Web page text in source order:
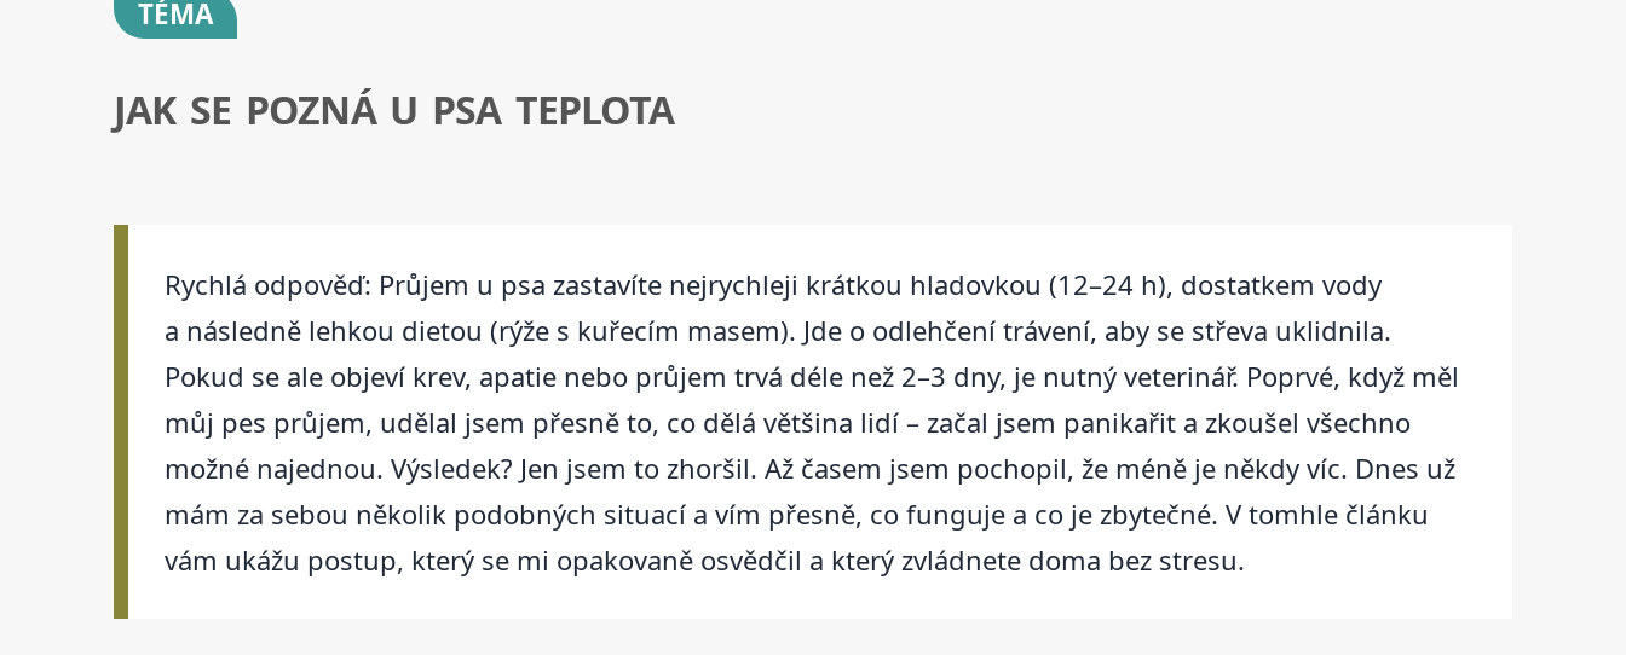
TÉMA
JAK SE POZNÁ U PSA TEPLOTA
Rychlá odpověď: Průjem u psa zastavíte nejrychleji krátkou hladovkou (12–24 h), dostatkem vody
a následně lehkou dietou (rýže s kuřecím masem). Jde o odlehčení trávení, aby se střeva uklidnila.
Pokud se ale objeví krev, apatie nebo průjem trvá déle než 2–3 dny, je nutný veterinář. Poprvé, když měl
můj pes průjem, udělal jsem přesně to, co dělá většina lidí – začal jsem panikařit a zkoušel všechno
možné najednou. Výsledek? Jen jsem to zhoršil. Až časem jsem pochopil, že méně je někdy víc. Dnes už
mám za sebou několik podobných situací a vím přesně, co funguje a co je zbytečné. V tomhle článku
vám ukážu postup, který se mi opakovaně osvědčil a který zvládnete doma bez stresu.